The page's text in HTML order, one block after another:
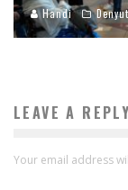
Handi
LEAVE A REPLY
Your email address